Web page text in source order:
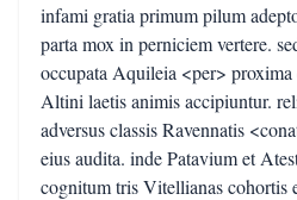
infami gratia primum pilum
parta mox in perniciem vertere.
occupata Aquileia <per>
Altini laetis animis accipiuntur.
adversus classis Ravennatis
eius audita. inde Patavium et
cognitum tris Vitellianas cohortis